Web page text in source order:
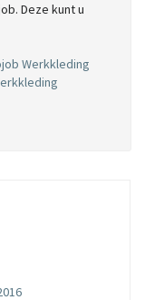
Deze kunt u
Werkkleding